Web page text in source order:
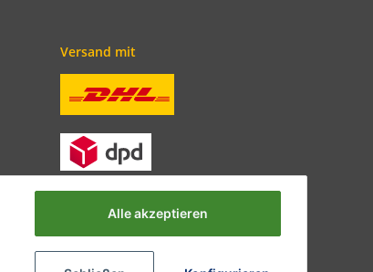
Versand mit
Alle akzeptieren